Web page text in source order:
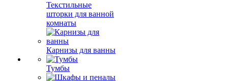
Текстильные
шторки для ванной
комнаты
Карнизы для ванны
Тумбы